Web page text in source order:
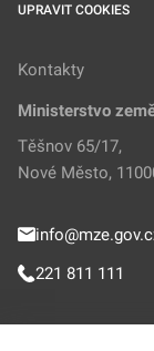
UPRAVIT COOKIES
Kontakty
Ministerstvo
Těšnov 65/17,
Nové Město,
221 811 111